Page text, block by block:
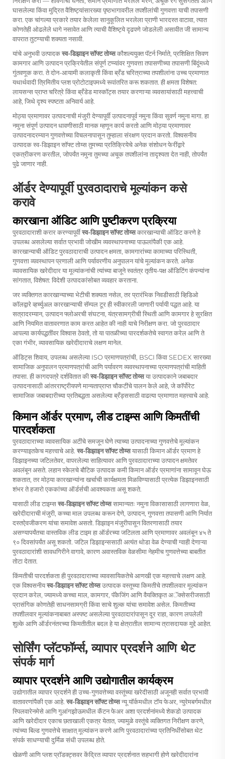
घासलेल्या किंवा मुद्रित वैशिष्ट्यांसारख्या पृष्ठभागावरील तपशीलांची गुणवत्ता याची तपासणी
करा. एक चांगल्या प्रकारे तयार केलेला सानुकूलित भरलेला प्राणी भारदस्त वाटावा, त्यात
कोणतेही ओढलेले धागे नसावेत आणि त्याची वैशिष्ट्ये दृढपणे जोडलेली असावीत जी सामान्य
वापरात तुटण्याची शक्यता नसावी.
यांचे अनुभवी उत्पादकस्व-डिझाइन सॉफ्ट तोय्सकौशल्ययुक्त पॅटर्न निर्माते, प्रशिक्षित सिवण
कामगार आणि उत्पादन प्रक्रियेतील संपूर्ण टप्प्यांवर गुणवत्ता तपासणीच्या तपासणी बिंदूंमध्ये
गुंतवणूक करा. ते दोन-आयामी कलाकृती किंवा ब्रँड चरित्राच्या तपशीलांना उच्च प्रमाणात
यथार्थवादी त्रिमितीय प्लश प्रोटोटाइपमध्ये रूपांतरित करू शकतात. ही क्षमता विशेषत:
लायसन्स प्राप्त चरित्रे किंवा ब्रँडेड मास्कॉट्स तयार करणाऱ्या व्यवसायांसाठी महत्त्वाची
आहे, जिथे दृश्य स्पष्टता अनिवार्य आहे.
मोठ्या प्रमाणावर उत्पादनाची मंजुरी देण्यापूर्वी उत्पादनापूर्व नमुना किंवा सुवर्ण नमुना मागा. हा
नमुना संपूर्ण उत्पादन धावणीसाठी मानक म्हणून कार्य करतो आणि मोठ्या प्रमाणावर
उत्पादनादरम्यान गुणवत्तेच्या विचलनापासून तुम्हाला संरक्षण प्रदान करतो. विश्वसनीय
उत्पादकस्व-डिझाइन सॉफ्ट तोय्सतुमच्या प्रतिक्रियेचे अनेक संशोधन फेरींद्वारे
एकत्रीकरण करतील, जोपर्यंत नमुना तुमच्या अचूक तपशीलांना तादृश्यता देत नाही, तोपर्यंत
पुढे जाणार नाही.
ऑर्डर देण्यापूर्वी पुरवठादाराचे मूल्यांकन कसे
करावे
कारखाना ऑडिट आणि पुष्टीकरण प्रक्रिया
पुरवठादाराशी करार करण्यापूर्वीस्व-डिझाइन सॉफ्ट तोय्सकारखान्याची ऑडिट करणे हे
उपलब्ध असलेल्या सर्वात प्रभावी जोखीम व्यवस्थापनाच्या पाऊलांपैकी एक आहे.
कारखान्याची ऑडिट पुरवठादाराची उत्पादन क्षमता, कामगारांच्या कामाच्या परिस्थिती,
गुणवत्ता व्यवस्थापन प्रणाली आणि पर्यावरणीय अनुपालन यांचे मूल्यांकन करते. अनेक
व्यावसायिक खरेदीदार या मूल्यांकनांची त्यांच्या बाजूने स्वतंत्र तृतीय-पक्ष ऑडिटिंग कंपन्यांना
सांगतात, विशेषत: विदेशी उत्पादकांसोबत व्यवहार करताना.
जर व्यक्तिगत कारखान्याच्या भेटीची शक्यता नसेल, तर प्रारंभिक निवडीसाठी व्हिडिओ
कॉलद्वारे व्हर्च्युअल कारखान्याची सॅम्पल टूर ही स्वीकारली जाणारी पर्यायी पद्धत आहे. या
सत्रादरम्यान, उत्पादन फ्लोअरची संघटना, यंत्रसामग्रीची स्थिती आणि कामगार हे सुरक्षित
आणि नियमित वातावरणात काम करत आहेत की नाही याचे निरीक्षण करा. जो पुरवठादार
आपल्या कार्यपद्धतींवर विश्वास ठेवतो, तो या पातळीच्या पारदर्शकतेचे स्वागत करेल आणि ते
एका गंभीर, व्यावसायिक खरेदीदाराचे लक्षण मानेल.
ऑडिट्स शिवाय, उपलब्ध असलेल्या ISO प्रमाणपत्रांची, BSCI किंवा SEDEX सारख्या
सामाजिक अनुपालन प्रमाणपत्रांची आणि पर्यावरण व्यवस्थापनाच्या प्रमाणपत्रांची माहिती
तपासा. ही कागदपत्रे दर्शवितात कीस्व-डिझाइन सॉफ्ट तोय्सया उत्पादकाने जबाबदार
उत्पादनासाठी आंतरराष्ट्रीयपणे मान्यताप्राप्त चौकटींचे पालन केले आहे, जे कॉर्पोरेट
सामाजिक जबाबदारीच्या प्रतिबद्धता असलेल्या ब्रँड्ससाठी वाढत्या प्रमाणात महत्त्वाचे आहे.
किमान ऑर्डर प्रमाण, लीड टाइम्स आणि किमतींची
पारदर्शकता
पुरवठादाराच्या व्यावसायिक अटींचे समजून घेणे त्याच्या उत्पादनाच्या गुणवत्तेचे मूल्यांकन
करण्याइतकेच महत्त्वाचे आहे. स्व-डिझाइन सॉफ्ट तोय्सयासाठी किमान ऑर्डर प्रमाण हे
डिझाइनच्या जटिलतेवर, वापरलेल्या साहित्यावर आणि पुरवठादाराच्या उत्पादन क्षमतेवर
अवलंबून असते. लहान स्केलचे बौटिक उत्पादक कमी किमान ऑर्डर प्रमाणांना सामावून घेऊ
शकतात, तर मोठ्या कारखान्यांना खर्चाची कार्यक्षमता मिळविण्यासाठी प्रत्येक डिझाइनसाठी
शंभर ते हजारो एककांच्या ऑर्डर्सची आवश्यकता असू शकते.
यासाठी लीड टाइम्सस्व-डिझाइन सॉफ्ट तोय्ससामान्यतः नमुना विकासासाठी लागणारा वेळ,
खरेदीदाराची मंजुरी, कच्चा माल उपलब्ध करून देणे, उत्पादन, गुणवत्ता तपासणी आणि निर्यात
दस्तऐवजीकरण यांचा समावेश असतो. डिझाइन मंजुरीपासून वितरणासाठी तयार
असण्यापर्यंतचा वास्तविक लीड टाइम हा ऑर्डरच्या जटिलता आणि प्रमाणावर अवलंबून ४५ ते
९० दिवसांपर्यंत असू शकतो. जटिल डिझाइन्ससाठी अत्यंत थोडा वेळ देण्याची ग्वाही देणाऱ्या
पुरवठादारांशी सावधगिरीने वागावे, कारण अवास्तविक वेळसीमा नेहमीच गुणवत्तेच्या बाबतीत
तोटा देतात.
किंमतीची पारदर्शकता ही पुरवठादाराच्या व्यावसायिकतेचे आणखी एक महत्त्वाचे लक्षण आहे.
एक विश्वसनीयस्व-डिझाइन सॉफ्ट तोय्सउत्पादक वस्तूच्या किमतीचे तपशीलवार मूल्यांकन
प्रदान करेल, ज्यामध्ये कच्चा माल, कामगार, पॅकेजिंग आणि वैयक्तिकृत अॅक्सेसरीजसाठी
प्रासंगिक कोणतेही साधनसामग्री किंवा साचे शुल्क यांचा समावेश असेल. किमतीच्या
तपशीलवार मूल्यांकनाबाबत अस्पष्ट असलेल्या पुरवठादारांपासून दूर राहा, कारण लपलेली
शुल्के आणि ऑर्डरनंतरच्या किमतीतील बदल हे या क्षेत्रातील सामान्य त्रासदायक मुद्दे आहेत.
सोर्सिंग प्लॅटफॉर्म्स, व्यापार प्रदर्शने आणि थेट
संपर्क मार्ग
व्यापार प्रदर्शने आणि उद्योगातील कार्यक्रम
उद्योगातील व्यापार प्रदर्शने ही उच्च-गुणवत्तेच्या वस्तूंच्या खरेदीसाठी अजूनही सर्वात प्रभावी
वातावरणांपैकी एक आहे. स्व-डिझाइन सॉफ्ट तोय्सन्यू यॉर्कमधील टॉय फेअर, न्युरेमबर्गमधील
स्पिलवारेनमेसे आणि गुआंगझोऊमधील कॅंटन फेअर अशा प्रदर्शनांमध्ये शेकडो उत्पादक
आणि खरेदीदार एकाच छताखाली एकत्र येतात, ज्यामुळे वस्तूंचे व्यक्तिगत निरीक्षण करणे,
त्यांच्या बिल्ड गुणवत्तेचे साक्षात् मूल्यांकन करणे आणि पुरवठादारांच्या प्रतिनिधींसोबत थेट
संपर्क साधण्याची दुर्मिळ संधी उपलब्ध होते.
खेळणी आणि प्लश प्रॉडक्ट्सवर केंद्रित व्यापार प्रदर्शनात सहभागी होणे खरेदीदारांना